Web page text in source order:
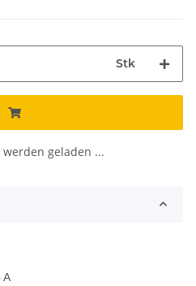
Stk
geladen ...
A